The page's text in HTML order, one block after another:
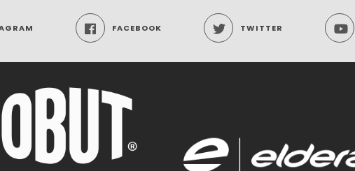
FACEBOOK TWITTER